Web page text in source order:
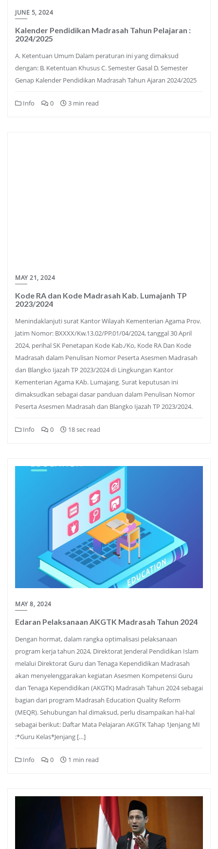
JUNE 5, 2024
Kalender Pendidikan Madrasah Tahun Pelajaran :
2024/2025
A. Ketentuan Umum Dalam peraturan ini yang dimaksud
dengan: B. Ketentuan Khusus C. Semester Gasal D. Semester
Genap Kalender Pendidikan Madrasah Tahun Ajaran 2024/2025
Info 0 3 min read
MAY 21, 2024
Kode RA dan Kode Madrasah Kab. Lumajanh TP
2023/2024
Menindaklanjuti surat Kantor Wilayah Kementerian Agama Prov.
Jatim Nomor: BXXXX/Kw.13.02/PP.01/04/2024, tanggal 30 April
2024, perihal SK Penetapan Kode Kab./Ko, Kode RA Dan Kode
Madrasah dalam Penulisan Nomor Peserta Asesmen Madrasah
dan Blangko Ijazah TP 2023/2024 di Lingkungan Kantor
Kementerian Agama KAb. Lumajang. Surat keputusan ini
dimaksudkan sebagai dasar panduan dalam Penulisan Nomor
Peserta Asesmen Madrasah dan Blangko Ijazah TP 2023/2024.
Info 0 18 sec read
MAY 8, 2024
Edaran Pelaksanaan AKGTK Madrasah Tahun 2024
Dengan hormat, dalam rangka optimalisasi pelaksanaan
program kerja tahun 2024, Direktorat Jenderal Pendidikan Islam
melalui Direktorat Guru dan Tenaga Kependidikan Madrasah
akan menyelenggarakan kegiatan Asesmen Kompetensi Guru
dan Tenaga Kependidikan (AKGTK) Madrasah Tahun 2024 sebagai
bagian dari program Madrasah Education Quality Reform
(MEQR). Sehubungan hal dimaksud, perlu disampaikan hal-hal
sebagai berikut: Daftar Mata Pelajaran AKGTK Tahap 1Jenjang MI
:*Guru Kelas*Jenjang […]
Info 0 1 min read